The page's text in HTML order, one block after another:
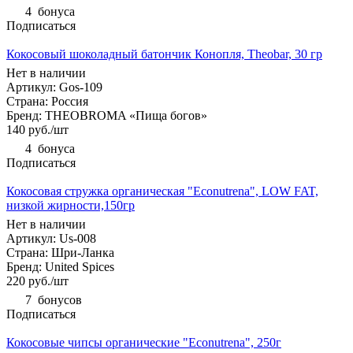
4 бонуса
Подписаться
Кокосовый шоколадный батончик Конопля, Theobar, 30 гр
Нет в наличии
Артикул: Gos-109
Страна: Россия
Бренд: THEOBROMA «Пища богов»
140 руб./шт
4 бонуса
Подписаться
Кокосовая стружка органическая "Econutrena", LOW FAT,
низкой жирности,150гр
Нет в наличии
Артикул: Us-008
Страна: Шри-Ланка
Бренд: United Spices
220 руб./шт
7 бонусов
Подписаться
Кокосовые чипсы органические "Econutrena", 250г